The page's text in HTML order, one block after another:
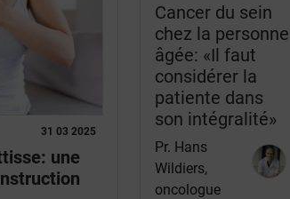
31 03 2025
une
Cancer du sein
chez la personne
âgée: «Il faut
considérer la
patiente dans
son intégralité»
Pr. Hans
Wildiers,
oncologue